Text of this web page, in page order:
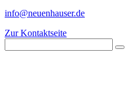
info@neuenhauser.de
Zur Kontaktseite